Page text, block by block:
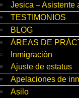
Jesica – Asistente
TESTIMONIOS
BLOG
ÁREAS DE
Inmigración
Ajuste de estatus
Apelaciones de
Asilo